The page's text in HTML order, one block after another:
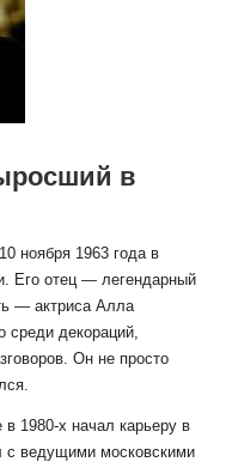
в
ноября 1963 года в
Его отец — легендарный
— актриса Алла
среди декораций,
Он не просто
1980-х начал карьеру в
с ведущими московскими